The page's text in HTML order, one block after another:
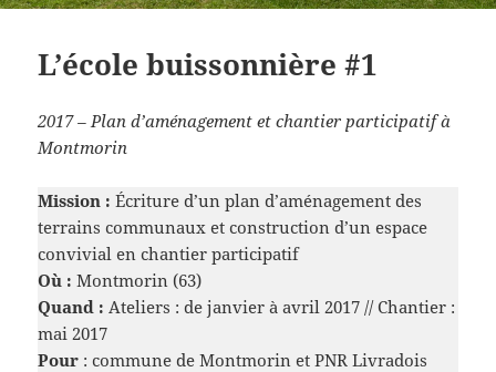
L’école buissonnière #1
2017 – Plan d’aménagement et chantier participatif à
Montmorin
Mission :Écriture d’un plan d’aménagement des
terrains communaux et construction d’un espace
convivial en chantier participatif
Où :Montmorin (63)
Quand : Ateliers : de janvier à avril 2017 // Chantier :
mai 2017
Pour : commune de Montmorin et PNR Livradois